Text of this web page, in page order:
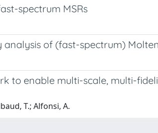
spectrum MSRs
of (fast-spectrum)
to enable multi-scale, multi-
T.; Alfonsi, A.